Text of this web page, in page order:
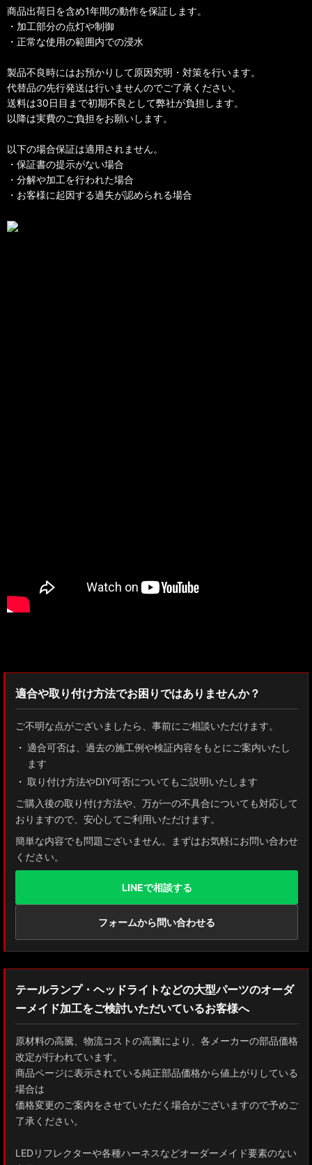
商品出荷日を含め1年間の動作を保証します。
・加工部分の点灯や制御
・正常な使用の範囲内での浸水
製品不良時にはお預かりして原因究明・対策を行います。
代替品の先行発送は行いませんのでご了承ください。
送料は30日目まで初期不良として弊社が負担します。
以降は実費のご負担をお願いします。
以下の場合保証は適用されません。
・保証書の提示がない場合
・分解や加工を行われた場合
・お客様に起因する過失が認められる場合
適合や取り付け方法でお困りではありませんか？
ご不明な点がございましたら、事前にご相談いただけます。
適合可否は、過去の施工例や検証内容をもとにご案内いたし
ます
取り付け方法やDIY可否についてもご説明いたします
ご購入後の取り付け方法や、万が一の不具合についても対応して
おりますので、安心してご利用いただけます。
簡単な内容でも問題ございません。まずはお気軽にお問い合わせ
ください。
LINEで相談する
フォームから問い合わせる
テールランプ・ヘッドライトなどの大型パーツのオーダ
ーメイド加工をご検討いただいているお客様へ
原材料の高騰、物流コストの高騰により、各メーカーの部品価格
改定が行われています。
商品ページに表示されている純正部品価格から値上がりしている
場合は
価格変更のご案内をさせていただく場合がございますので予めご
了承ください。
LEDリフレクターや各種ハーネスなどオーダーメイド要素のない